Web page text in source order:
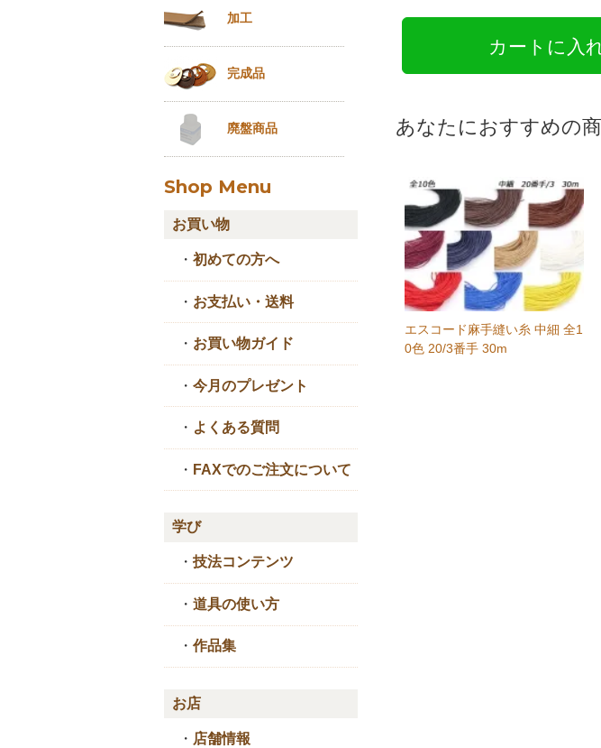
あなたにおすすめの
エスコード麻手縫い糸 中細 全1
0色 20/3番手 30m
加工
完成品
廃盤商品
Shop Menu
お買い物
・ 初めての方へ
・ お支払い・送料
・ お買い物ガイド
・ 今月のプレゼント
・ よくある質問
・ FAXでのご注文について
学び
・ 技法コンテンツ
・ 道具の使い方
・ 作品集
お店
・ 店舗情報